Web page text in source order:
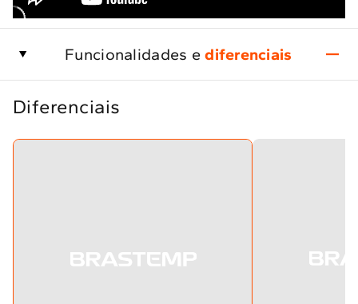
Funcionalidades ediferenciais
Diferenciais